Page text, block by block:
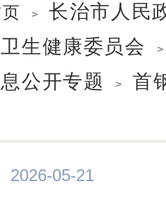
>
长治市人民
生健康委员会 >
公开专题 >
首
2026-05-21